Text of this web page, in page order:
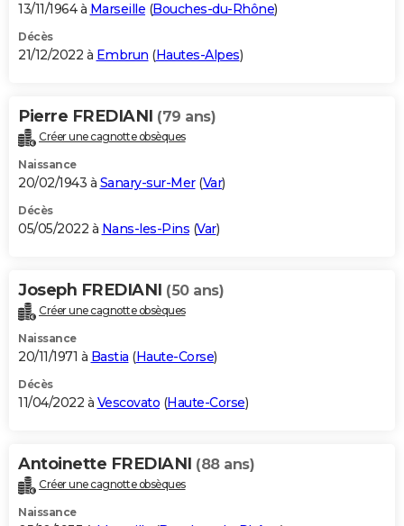
13/11/1964 à Marseille (Bouches-du-Rhône)
Décès
21/12/2022 à Embrun (Hautes-Alpes)
Pierre FREDIANI (79 ans)
Créer une cagnotte obsèques
Naissance
20/02/1943 à Sanary-sur-Mer(Var)
Décès
05/05/2022 à Nans-les-Pins (Var)
Joseph FREDIANI (50 ans)
Créer une cagnotte obsèques
Naissance
20/11/1971 à Bastia (Haute-Corse)
Décès
11/04/2022 à Vescovato (Haute-Corse)
Antoinette FREDIANI (88 ans)
Créer une cagnotte obsèques
Naissance